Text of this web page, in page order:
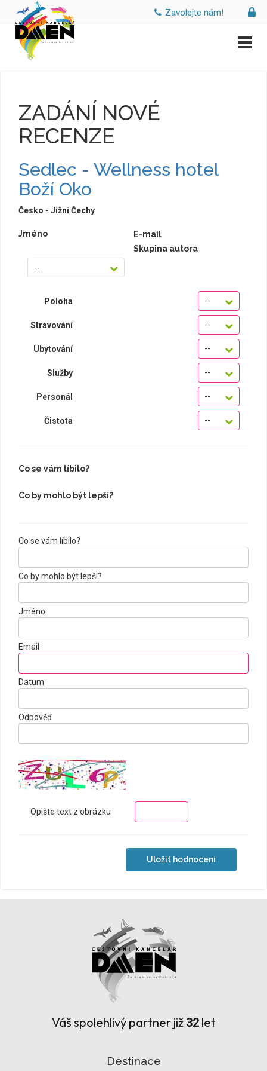
Zavolejte nám!
ZADÁNÍ NOVÉ
RECENZE
Sedlec - Wellness hotel
Boží Oko
Česko - Jižní Čechy
Jméno
E-mail
Skupina autora
--
Poloha --
Stravování --
Ubytování --
Služby --
Personál --
Čistota --
Co se vám líbilo?
Co by mohlo být lepší?
Co se vám líbilo?
Co by mohlo být lepší?
Jméno
Email
Datum
Odpověď
Opište text z obrázku
Váš spolehlivý partner již 32let
Destinace